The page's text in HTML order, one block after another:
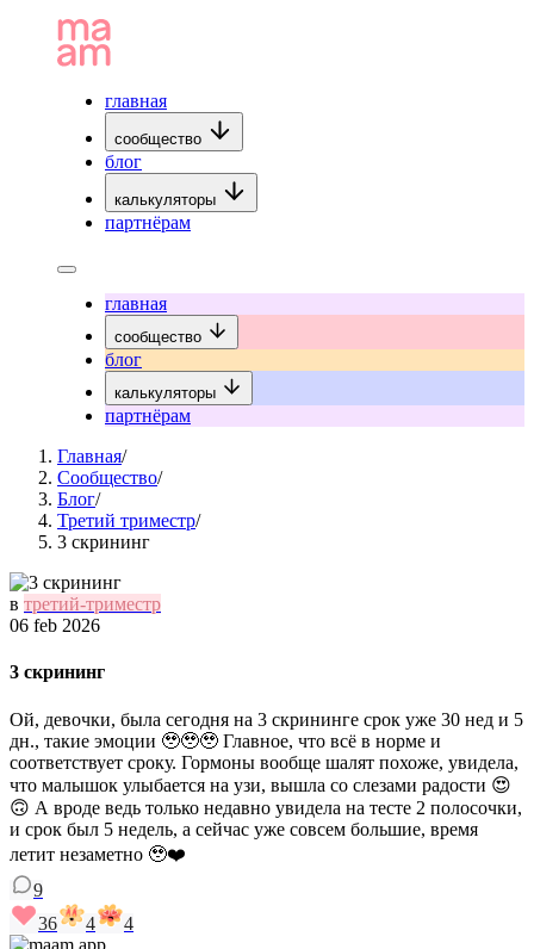
главная
сообщество
блог
калькуляторы
партнёрам
главная
сообщество
блог
калькуляторы
партнёрам
Главная/
Сообщество/
Блог/
Третий триместр/
3 скрининг
в третий-триместр
06 feb 2026
3 скрининг
Ой, девочки, была сегодня на 3 скрининге срок уже 30 нед и 5
дн., такие эмоции 🥹🥹🥹 Главное, что всё в норме и
соответствует сроку. Гормоны вообще шалят похоже, увидела,
что малышок улыбается на узи, вышла со слезами радости 😍
🙃 А вроде ведь только недавно увидела на тесте 2 полосочки,
и срок был 5 недель, а сейчас уже совсем большие, время
летит незаметно 🥹❤️
9
36
4 4